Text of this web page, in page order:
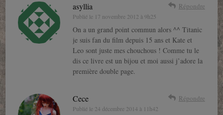
asyllia
Publié le 17 novembre 2012 à 9h25
Répondre
On a un grand point commun alors ^^ Titanic
je suis fan du film depuis 15 ans et Kate et
Leo sont juste mes chouchous ! Comme tu le
dis ce livre est un bijou et moi aussi j’adore la
première double page.
Cece
Publié le 24 décembre 2014 à 11h42
Répondre